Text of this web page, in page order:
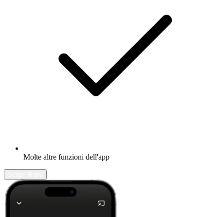
Molte altre funzioni dell'app